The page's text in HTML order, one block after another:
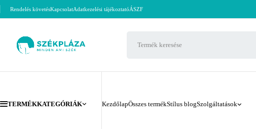
Rendelés követésKapcsolatAdatkezelési tájékoztatóÁSZF
TERMÉKKATEGÓRIÁK KezdőlapÖsszes termékStílus blogSzolgáltatások